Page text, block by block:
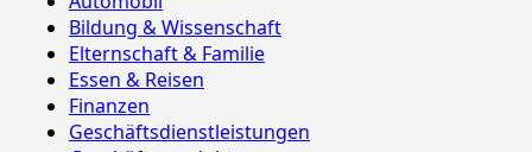
Bildung & Wissenschaft
Elternschaft & Familie
Essen & Reisen
Finanzen
Geschäftsdienstleistungen